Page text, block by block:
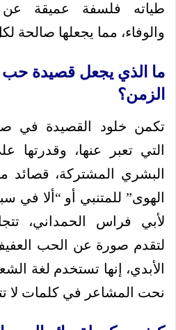
طياته فلسفة عميقة عن
والوفاء، مما يجعلها صالحة
ما الذي يجعل قصيدة حب
الزمن؟
تكمن خلود القصيدة في
التي تعبر عنها، وقدرتها
البشري المشتركة، قصائد
الهوى” للمتنبي أو “ألا في
لأبي فراس الحمداني،
لتقدم صورة عن الحب
الأبدي، إنها تستخدم لغة
نحت المشاعر في كلمات لا